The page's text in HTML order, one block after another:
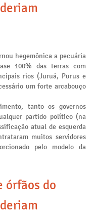
hegemônica a pecuária
100% das terras com
rios (Juruá, Purus e
um forte arcabouço
tanto os governos
partido político (na
atual de esquerda
muitos servidores
pelo modelo da
órfãos do